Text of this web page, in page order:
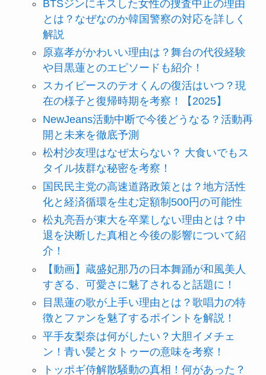
BTSジンにキスした女性の捜査中止の理由
とは？なぜなのか韓国警察の対応を詳しく
解説
原嘉孝がかわいい理由は？舞台の代役経験
や目黒蓮とのエピソードも紹介！
スカイピースのテオくんの復活はいつ？現
在の様子と復帰時期を考察！【2025】
NewJeans活動中断で今後どうなる？活動再
開と未来を徹底予測
松村沙友理はなぜ太らない？ 大食いでもス
タイル抜群な秘密を考察！
国民民主党の高速道路政策とは？地方活性
化と経済循環を生む定額制500円の可能性
松丸亮吾が東大を卒業しない理由とは？中
退を決断した真相と今後の影響について紹
介！
【動画】蔵盛妃那乃の日本舞踊が和風美人
すぎる、可愛さに魅了されると話題に！
目黒蓮の歌が上手い理由とは？歌唱力の特
徴とファンを魅了するポイントを解説！
平手友梨奈は何がしたい？大胆イメチェ
ン！青い髪とタトゥーの意味を考察！
トッポギ侍解散騒動の真相！何があった？